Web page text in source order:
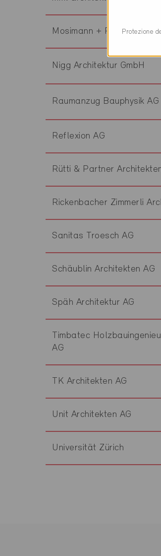
Mosimann + Partner AG
Nigg Architektur GmbH
Raumanzug Bauphysik AG
Reflexion AG
Rütti & Partner
Rickenbacher Zimmerli
Sanitas Troesch AG
Schäublin Architekten AG
Späh Architektur AG
Timbatec
AG
TK Architekten AG
Unit Architekten AG
Universität Zürich
Protezione